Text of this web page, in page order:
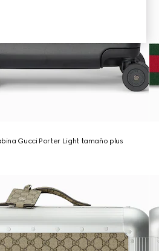
Gucci Porter Light tamaño plus